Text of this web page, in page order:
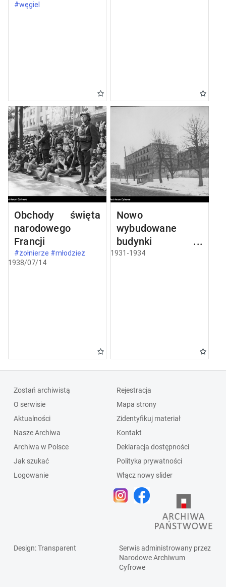
#węgiel
Obchody święta
narodowego
Francji
#żołnierze #młodzież
1938/07/14
Nowo
wybudowane
budynki w
Częstochowie
1931-1934
Zostań archiwistą
O serwisie
Aktualności
Nasze Archiwa
Archiwa w Polsce
Jak szukać
Logowanie
Rejestracja
Mapa strony
Zidentyfikuj materiał
Kontakt
Deklaracja dostępności
Polityka prywatności
Włącz nowy slider
Design: Transparent
Serwis administrowany przez
Narodowe Archiwum
Cyfrowe